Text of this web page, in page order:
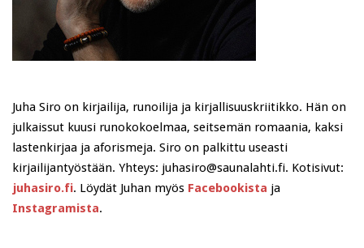
Juha Siro on kirjailija, runoilija ja kirjallisuuskriitikko. Hän on
julkaissut kuusi runokokoelmaa, seitsemän romaania, kaksi
lastenkirjaa ja aforismeja. Siro on palkittu useasti
kirjailijantyöstään. Yhteys: juhasiro@saunalahti.fi. Kotisivut:
juhasiro.fi. Löydät Juhan myös Facebookista ja
Instagramista.